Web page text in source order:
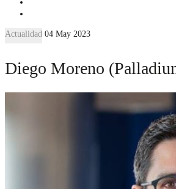
Actualidad 04 May 2023
Diego Moreno